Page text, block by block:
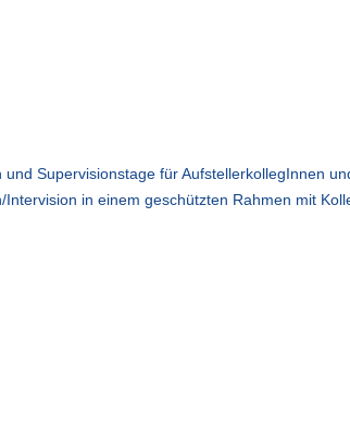
Supervisionstage für AufstellerkollegInnen
in einem geschützten Rahmen mit